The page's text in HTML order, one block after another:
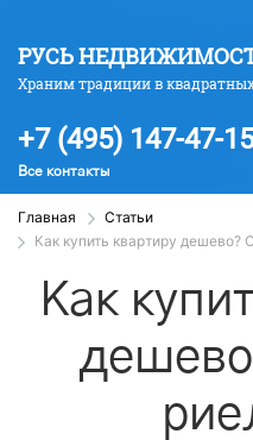
РУСЬ
Храним традиции в
+7 (495) 147-47-15
Все контакты
Главная
Статьи
Как купить квартиру дешево?
Как